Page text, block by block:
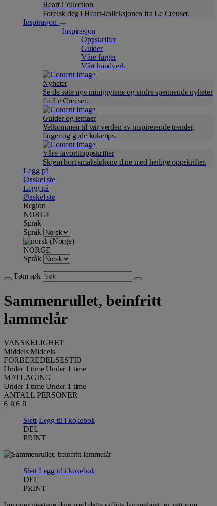
Heart Collection
Forelsk deg i Heart-kolleksjonen fra Le Creuset.
Inspirasjon
Inspirasjon
Oppskrifter
Guider
Våre farger
Vårt håndverk
Nyheter
Se de søte nye minigrytene og andre spennende nyheter
fra Le Creuset.
Guider og temaer
Velkommen til vår verden av inspirerende trender,
farger og gode koketips.
Våre favorittoppskrifter
Skjem bort smaksløkene dine med herlige oppskrifter.
Logg på
Ønskeliste
Logg på
Ønskeliste
Region
NORGE
Språk
Språk
NORGE
Språk
Tøm søk
Sammenrullet, beinfritt
lammelår
VANSKELIGHET
Middels Middels
FORBEREDELSESTID
Under 1 time Under 1 time
MATLAGING
Under 1 time Under 1 time
ANTALL PERSONER
6-8 6-8
Slett Legg til i kokebok
DEL
PRINT
Slett Legg til i kokebok
DEL
PRINT